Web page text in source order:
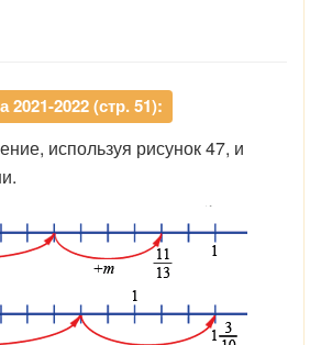
2022 (стр. 51):
используя рисунок 47, и